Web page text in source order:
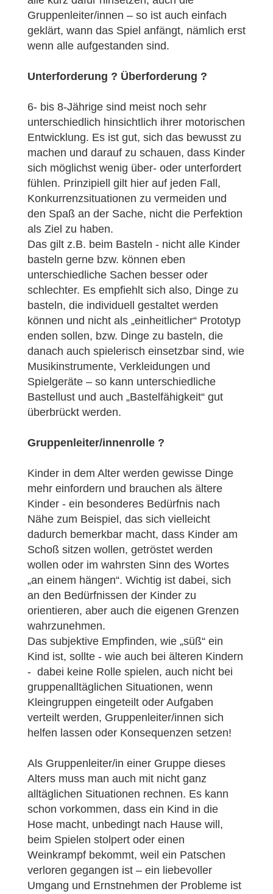
Gruppenleiter/innen – so ist auch einfach
geklärt, wann das Spiel anfängt, nämlich erst
wenn alle aufgestanden sind.
Unterforderung ? Überforderung ?
6- bis 8-Jährige sind meist noch sehr
unterschiedlich hinsichtlich ihrer motorischen
Entwicklung. Es ist gut, sich das bewusst zu
machen und darauf zu schauen, dass Kinder
sich möglichst wenig über- oder unterfordert
fühlen. Prinzipiell gilt hier auf jeden Fall,
Konkurrenzsituationen zu vermeiden und
den Spaß an der Sache, nicht die Perfektion
als Ziel zu haben.
Das gilt z.B. beim Basteln - nicht alle Kinder
basteln gerne bzw. können eben
unterschiedliche Sachen besser oder
schlechter. Es empfiehlt sich also, Dinge zu
basteln, die individuell gestaltet werden
können und nicht als „einheitlicher“ Prototyp
enden sollen, bzw. Dinge zu basteln, die
danach auch spielerisch einsetzbar sind, wie
Musikinstrumente, Verkleidungen und
Spielgeräte – so kann unterschiedliche
Bastellust und auch „Bastelfähigkeit“ gut
überbrückt werden.
Gruppenleiter/innenrolle ?
Kinder in dem Alter werden gewisse Dinge
mehr einfordern und brauchen als ältere
Kinder - ein besonderes Bedürfnis nach
Nähe zum Beispiel, das sich vielleicht
dadurch bemerkbar macht, dass Kinder am
Schoß sitzen wollen, getröstet werden
wollen oder im wahrsten Sinn des Wortes
„an einem hängen“. Wichtig ist dabei, sich
an den Bedürfnissen der Kinder zu
orientieren, aber auch die eigenen Grenzen
wahrzunehmen.
Das subjektive Empfinden, wie „süß“ ein
Kind ist, sollte - wie auch bei älteren Kindern
- dabei keine Rolle spielen, auch nicht bei
gruppenalltäglichen Situationen, wenn
Kleingruppen eingeteilt oder Aufgaben
verteilt werden, Gruppenleiter/innen sich
helfen lassen oder Konsequenzen setzen!
Als Gruppenleiter/in einer Gruppe dieses
Alters muss man auch mit nicht ganz
alltäglichen Situationen rechnen. Es kann
schon vorkommen, dass ein Kind in die
Hose macht, unbedingt nach Hause will,
beim Spielen stolpert oder einen
Weinkrampf bekommt, weil ein Patschen
verloren gegangen ist – ein liebevoller
Umgang und Ernstnehmen der Probleme ist